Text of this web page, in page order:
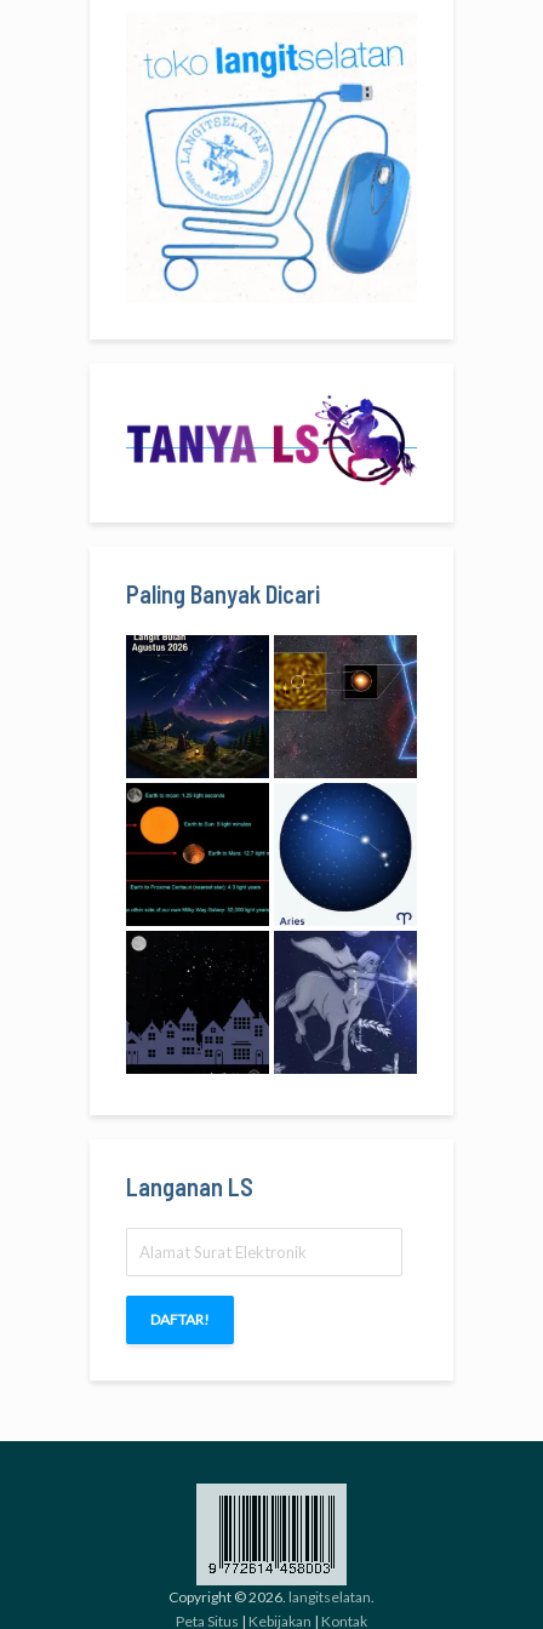
Paling Banyak Dicari
Langanan LS
Surat
Elektronik
DAFTAR!
Copyright © 2026. langitselatan.
Peta Situs | Kebijakan | Kontak